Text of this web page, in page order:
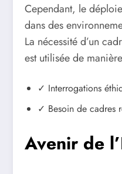
Cependant, le
dans des
La nécessité d’un
est utilisée de
✓ Interrogations
✓ Besoin de cadres
Avenir de